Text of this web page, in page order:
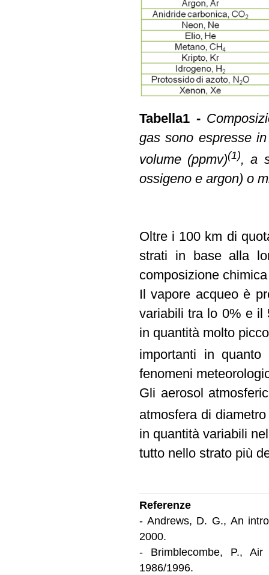
Tabella1 -
gas sono espresse
volume (ppmv)(1), a
ossigeno e argon) o
Oltre i 100 km di
strati in base alla
composizione
Il vapore acqueo è
variabili tra lo 0% e il
in quantità molto
importanti in quanto
fenomeni
Gli aerosol
atmosfera di
in quantità variabili
tutto nello strato più
Referenze
- Andrews, D. G., An
2000.
- Brimblecombe, P., Air
1986/1996.